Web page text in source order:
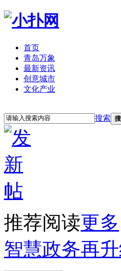
首页
青岛万象
最新资讯
创意城市
文化产业
搜索
推荐阅读更多
智慧政务再